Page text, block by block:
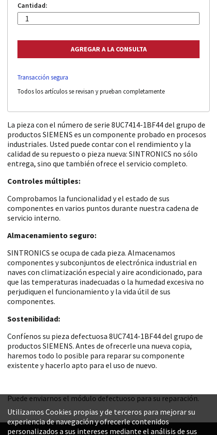
Cantidad:
Transacción segura
Todos los artículos se revisan y prueban completamente
La pieza con el número de serie 8UC7414-1BF44 del grupo de
productos SIEMENS es un componente probado en procesos
industriales. Usted puede contar con el rendimiento y la
calidad de su repuesto o pieza nueva: SINTRONICS no sólo
entrega, sino que también ofrece el servicio completo.
Controles múltiples:
Comprobamos la funcionalidad y el estado de sus
componentes en varios puntos durante nuestra cadena de
servicio interno.
Almacenamiento seguro:
SINTRONICS se ocupa de cada pieza. Almacenamos
componentes y subconjuntos de electrónica industrial en
naves con climatización especial y aire acondicionado, para
que las temperaturas inadecuadas o la humedad excesiva no
perjudiquen el funcionamiento y la vida útil de sus
componentes.
Sostenibilidad:
Confíenos su pieza defectuosa 8UC7414-1BF44 del grupo de
productos SIEMENS. Antes de ofrecerle una nueva copia,
haremos todo lo posible para reparar su componente
existente y hacerlo apto para el uso de nuevo.
Puede enviarnos el módulo defectuoso para su reparación.
Utilizamos Cookies propias y de terceros para mejorar su
experiencia de navegación y ofrecerle contenidos
personalizados a sus intereses mediante el análisis de sus